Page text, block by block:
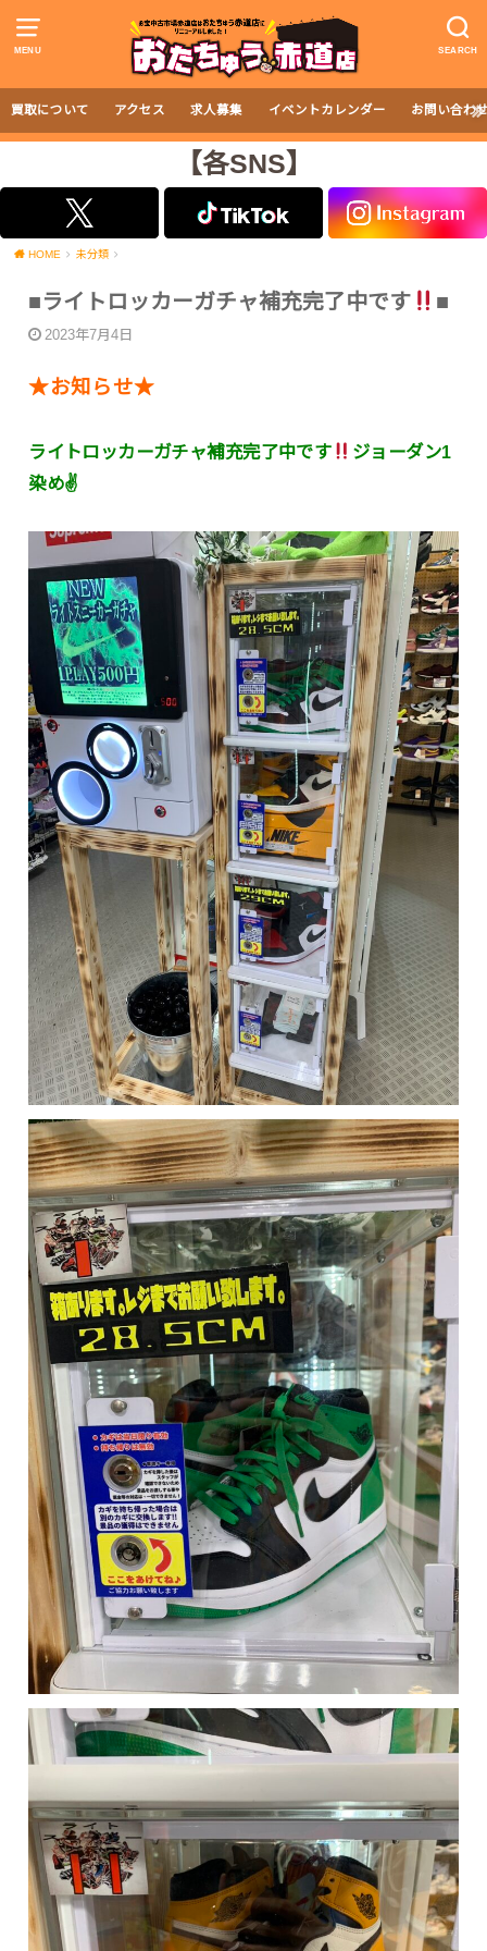
MENU SEARCH
買取について アクセス 求人募集 イベントカレンダー お問い合わ
【各SNS】
HOME 未分類
■ライトロッカーガチャ補充完了中です ■
2023年7月4日
★お知らせ★
ライトロッカーガチャ補充完了中です
ジョーダン1
染め✌